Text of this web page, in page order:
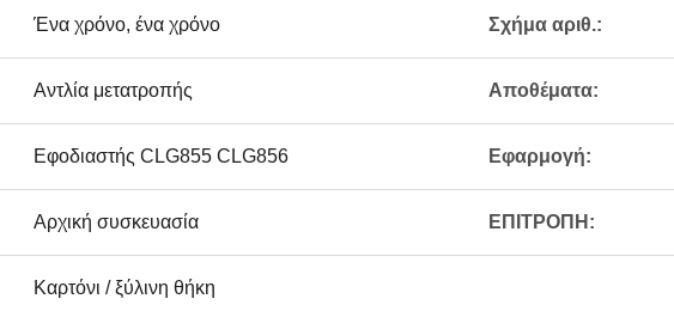
Ένα χρόνο, ένα χρόνο Σχήμα αριθ.:
Αντλία μετατροπής Αποθέματα:
Εφοδιαστής CLG855 CLG856 Εφαρμογή:
Αρχική συσκευασία ΕΠΙΤΡΟΠΗ:
Καρτόνι / ξύλινη θήκη